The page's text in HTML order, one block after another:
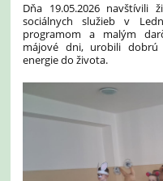
Dňa 19.05.2026 navštívili
sociálnych služieb v
programom a malým
májové dni, urobili
energie do života.